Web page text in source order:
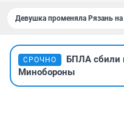
Девушка променяла Рязань
СРОЧНО
БПЛА сбили
Минобороны